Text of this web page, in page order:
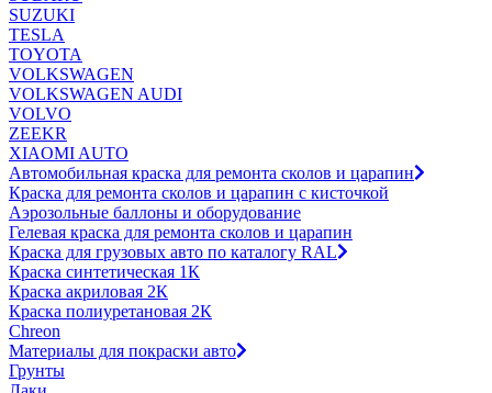
SUZUKI
TESLA
TOYOTA
VOLKSWAGEN
VOLKSWAGEN AUDI
VOLVO
ZEEKR
XIAOMI AUTO
Автомобильная краска для ремонта сколов и царапин
Краска для ремонта сколов и царапин с кисточкой
Аэрозольные баллоны и оборудование
Гелевая краска для ремонта сколов и царапин
Краска для грузовых авто по каталогу RAL
Краска синтетическая 1К
Краска акриловая 2К
Краска полиуретановая 2К
Chreon
Материалы для покраски авто
Грунты